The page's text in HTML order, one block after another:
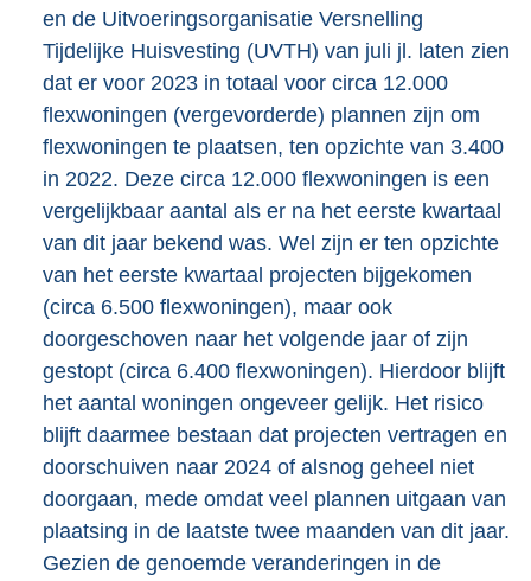
en de Uitvoeringsorganisatie Versnelling
Tijdelijke Huisvesting (UVTH) van juli jl. laten zien
dat er voor 2023 in totaal voor circa 12.000
flexwoningen (vergevorderde) plannen zijn om
flexwoningen te plaatsen, ten opzichte van 3.400
in 2022. Deze circa 12.000 flexwoningen is een
vergelijkbaar aantal als er na het eerste kwartaal
van dit jaar bekend was. Wel zijn er ten opzichte
van het eerste kwartaal projecten bijgekomen
(circa 6.500 flexwoningen), maar ook
doorgeschoven naar het volgende jaar of zijn
gestopt (circa 6.400 flexwoningen). Hierdoor blijft
het aantal woningen ongeveer gelijk. Het risico
blijft daarmee bestaan dat projecten vertragen en
doorschuiven naar 2024 of alsnog geheel niet
doorgaan, mede omdat veel plannen uitgaan van
plaatsing in de laatste twee maanden van dit jaar.
Gezien de genoemde veranderingen in de